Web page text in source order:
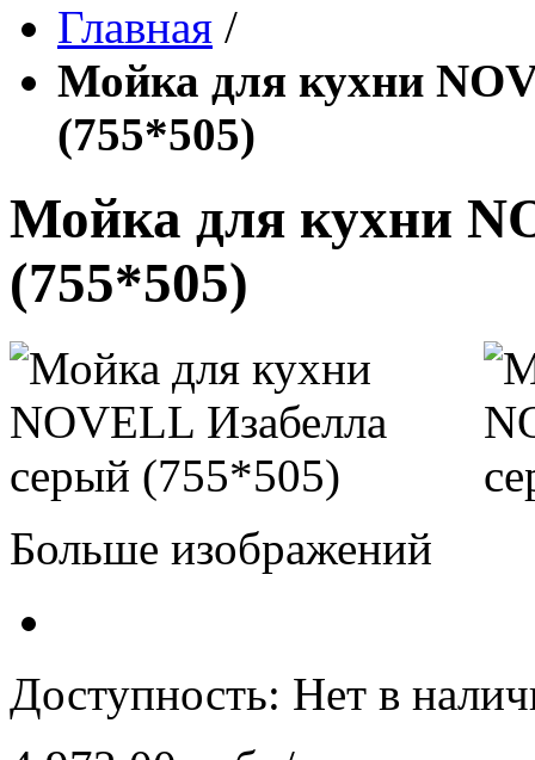
Главная /
Мойка для кухни
(755*505)
Мойка для кухни
(755*505)
Больше изображений
Доступность: Нет в